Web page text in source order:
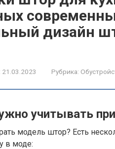
дизайн
21.03.2023 Рубрика:
учитывать
модель штор? Есть
в моде: